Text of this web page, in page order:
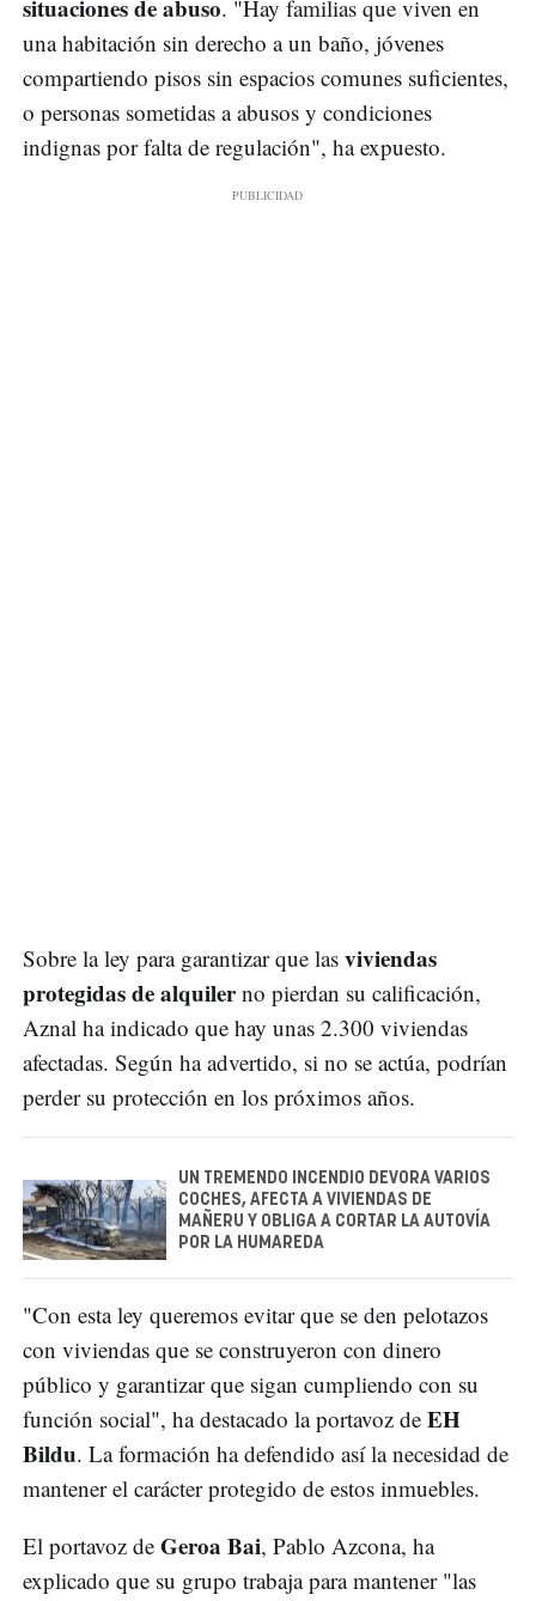
situaciones de abuso. "Hay familias que viven en
una habitación sin derecho a un baño, jóvenes
compartiendo pisos sin espacios comunes suficientes,
o personas sometidas a abusos y condiciones
indignas por falta de regulación", ha expuesto.
Sobre la ley para garantizar que las viviendas
protegidas de alquilerno pierdan su calificación,
Aznal ha indicado que hay unas 2.300 viviendas
afectadas. Según ha advertido, si no se actúa, podrían
perder su protección en los próximos años.
UN TREMENDO INCENDIO DEVORA VARIOS
COCHES, AFECTA A VIVIENDAS DE
MAÑERU Y OBLIGA A CORTAR LA AUTOVÍA
POR LA HUMAREDA
"Con esta ley queremos evitar que se den pelotazos
con viviendas que se construyeron con dinero
público y garantizar que sigan cumpliendo con su
función social", ha destacado la portavoz de EH
Bildu. La formación ha defendido así la necesidad de
mantener el carácter protegido de estos inmuebles.
El portavoz de Geroa Bai, Pablo Azcona, ha
explicado que su grupo trabaja para mantener "las